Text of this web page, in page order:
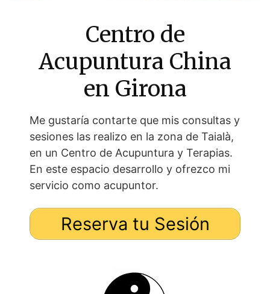
Centro de
Acupuntura China
en Girona
Me gustaría contarte que mis consultas y
sesiones las realizo en la zona de Taialà,
en un Centro de Acupuntura y Terapias.
En este espacio desarrollo y ofrezco mi
servicio como acupuntor.
Reserva tu Sesión